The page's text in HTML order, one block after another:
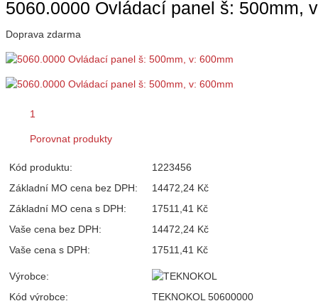
5060.0000 Ovládací panel š: 500mm,
Doprava zdarma
1
Porovnat produkty
Kód produktu:
1223456
Základní MO cena bez DPH:
14472,24 Kč
Základní MO cena s DPH:
17511,41 Kč
Vaše cena bez DPH:
14472,24 Kč
Vaše cena s DPH:
17511,41 Kč
Výrobce:
Kód výrobce:
TEKNOKOL 50600000